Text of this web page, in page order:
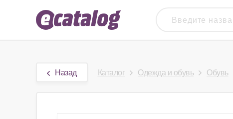
Назад Каталог Одежда и обувь Обувь